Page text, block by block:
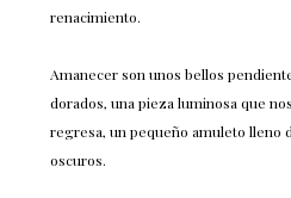
renacimiento.
Amanecer son unos bellos
dorados, una pieza luminosa que
regresa, un pequeño amuleto lleno
oscuros.